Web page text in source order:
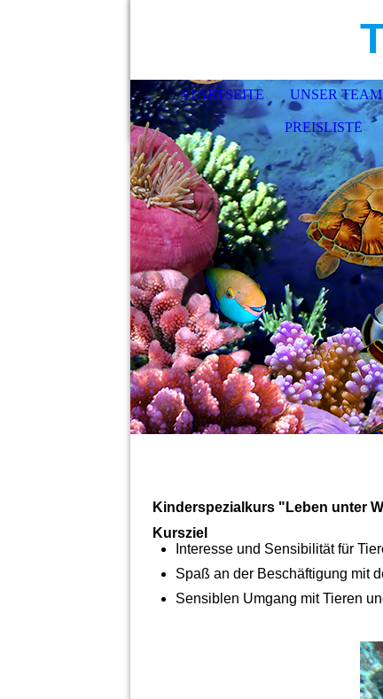
STARTSEITE UNSER TEAM
PREISLISTE
Kinderspezialkurs "Leben unter
Kursziel
Interesse und Sensibilität für
Spaß an der Beschäftigung mit
Sensiblen Umgang mit Tieren